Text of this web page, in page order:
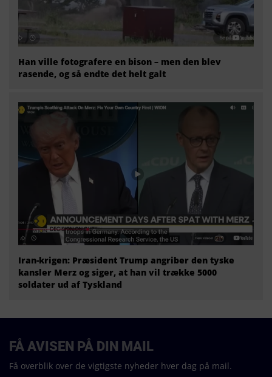
Han ville fotografere en bison – men den blev
rasende, og så endte det helt galt
Iran-krigen: Præsident Trump angriber den tyske
kansler Merz og siger, at han vil trække 5000
soldater ud af Tyskland
FÅ AVISEN PÅ DIN MAIL
Få overblik over de vigtigste nyheder hver dag på mail.